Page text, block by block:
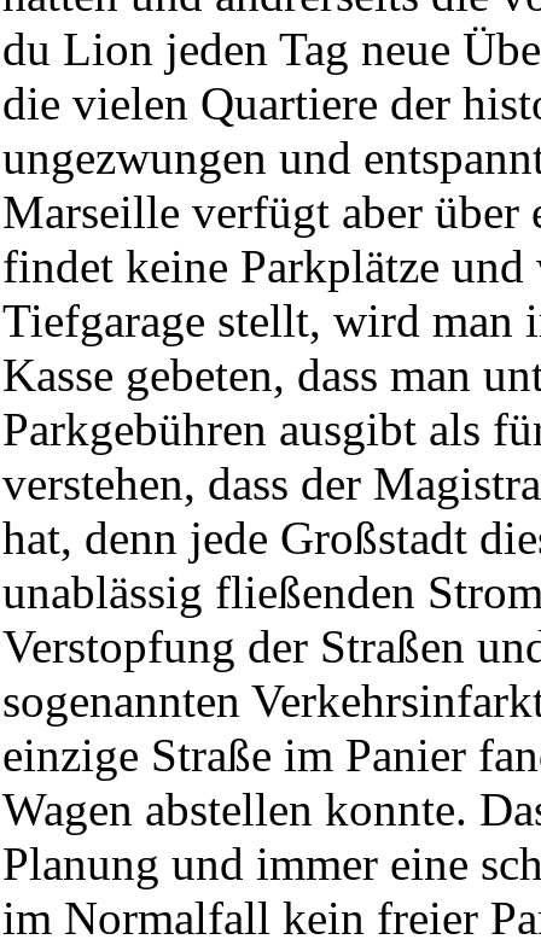
du Lion jeden Tag neue
die vielen Quartiere der
ungezwungen und
Marseille verfügt aber über
findet keine Parkplätze
Tiefgarage stellt, wird man
Kasse gebeten, dass man
Parkgebühren ausgibt als
verstehen, dass der
hat, denn jede Großstadt
unablässig fließenden
Verstopfung der Straßen
sogenannten
einzige Straße im Panier
Wagen abstellen konnte.
Planung und immer eine
im Normalfall kein freier